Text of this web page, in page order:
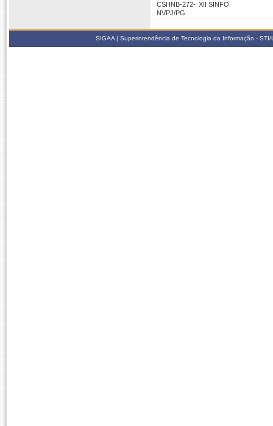
CSHNB-272-
NVPJ/PG
XII SINFO
SIGAA | Superintendência de Tecnologia da Informação -